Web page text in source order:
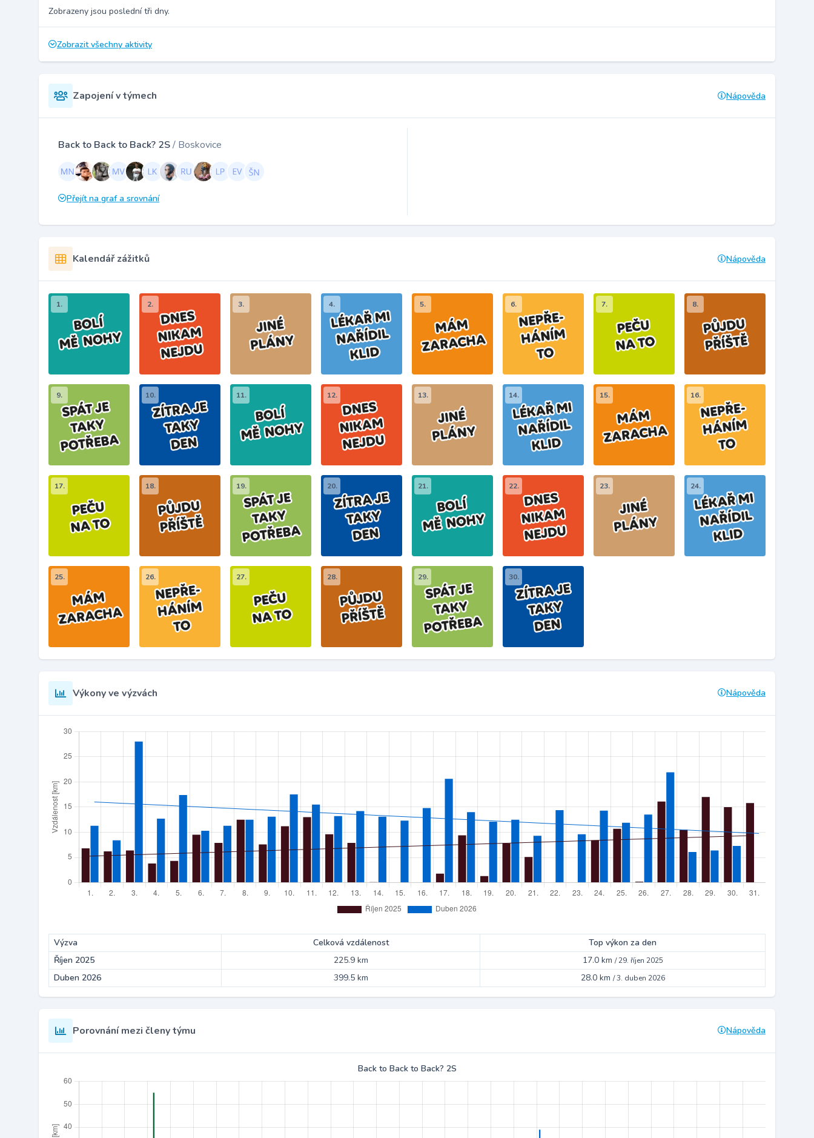
Zobrazeny jsou poslední tři dny.
Zobrazit všechny aktivity
Zapojení v týmech Nápověda
Back to Back to Back? 2S/ Boskovice
Přejít na graf a srovnání
Kalendář zážitků Nápověda
1. 2. 3. 4. 5. 6. 7. 8.
9. 10. 11. 12. 13. 14. 15. 16.
17. 18. 19. 20. 21. 22. 23. 24.
25. 26. 27. 28. 29. 30.
Výkony ve výzvách Nápověda
Výzva Celková vzdálenost
Top výkon za den
Říjen 2025
225.9 km 17.0 km /29. říjen 2025
Duben 2026 399.5 km 28.0 km /3. duben 2026
Porovnání mezi členy týmu Nápověda
Back to Back to Back? 2S